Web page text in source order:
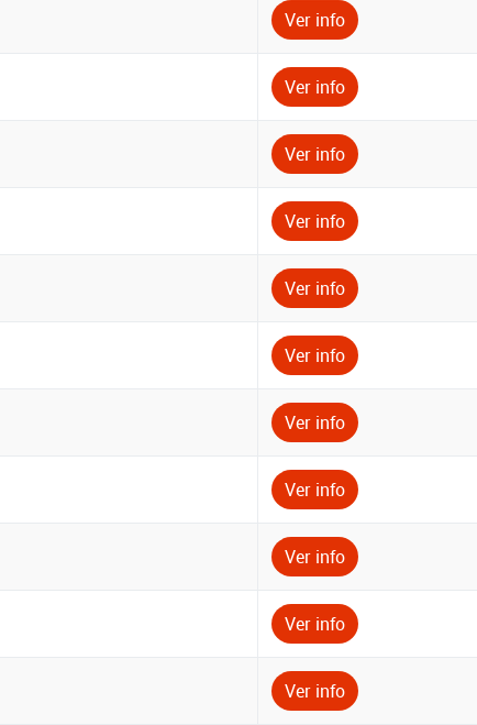
Ver info
Ver info
Ver info
Ver info
Ver info
Ver info
Ver info
Ver info
Ver info
Ver info
Ver info